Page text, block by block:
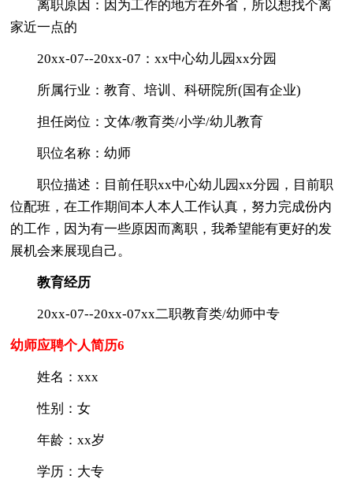
离职原因：因为工作的地方在外省，所以想找个离
家近一点的
20xx-07--20xx-07：xx中心幼儿园xx分园
所属行业：教育、培训、科研院所(国有企业)
担任岗位：文体/教育类/小学/幼儿教育
职位名称：幼师
职位描述：目前任职xx中心幼儿园xx分园，目前职
位配班，在工作期间本人本人工作认真，努力完成份内
的工作，因为有一些原因而离职，我希望能有更好的发
展机会来展现自己。
教育经历
20xx-07--20xx-07xx二职教育类/幼师中专
幼师应聘个人简历6
姓名：xxx
性别：女
年龄：xx岁
学历：大专